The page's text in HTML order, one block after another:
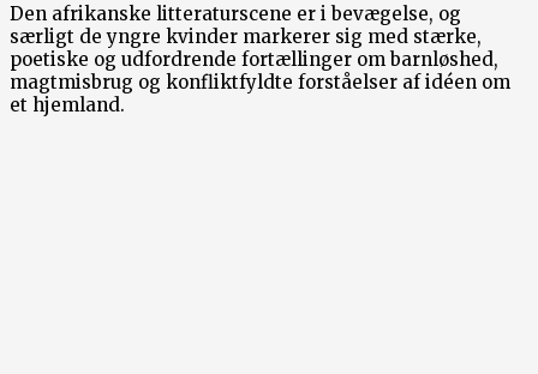
Den afrikanske litteraturscene er i bevægelse, og
særligt de yngre kvinder markerer sig med stærke,
poetiske og udfordrende fortællinger om barnløshed,
magtmisbrug og konfliktfyldte forståelser af idéen om
et hjemland.